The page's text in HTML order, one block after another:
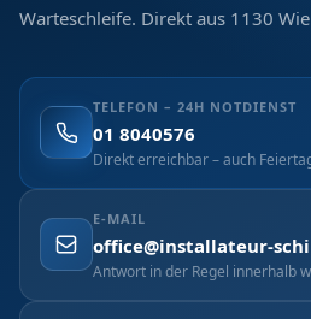
Warteschleife. Direkt aus 1130
TELEFON – 24H NOTDIENST
01 8040576
Direkt erreichbar – auch
E-MAIL
office@installateur-
Antwort in der Regel innerhalb